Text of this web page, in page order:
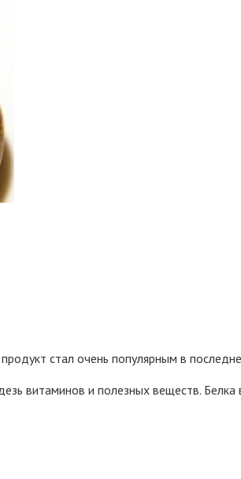
стал очень популярным в
витаминов и полезных веществ.